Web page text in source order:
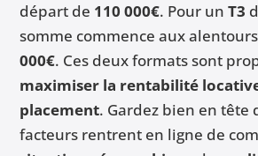
départ de 110 000€. Pour unT3
somme commence aux
000€. Ces deux formats sont
maximiser la rentabilité
placement. Gardez bien en tête
facteurs rentrent en ligne de